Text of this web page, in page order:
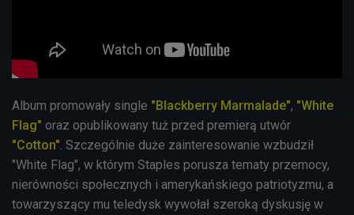
Album promowały single "Blackberry Marmalade", "White
Flag" oraz opublikowany tuż przed premierą utwór
"Cotton". Szczególnie duże zainteresowanie wzbudził
"White Flag", w którym Staples porusza tematy przemocy,
nierówności społecznych i amerykańskiego patriotyzmu, a
towarzyszący mu teledysk wywołał szeroką dyskusję w